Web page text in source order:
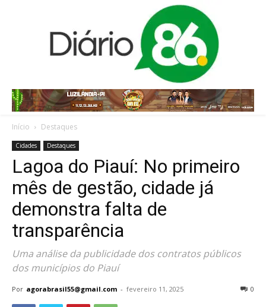
Início Destaques
Cidades Destaques
Lagoa do Piauí: No primeiro
mês de gestão, cidade já
demonstra falta de
transparência
Uma análise da publicidade dos contratos públicos
dos municípios do Piauí
Por agorabrasil55@gmail.com - fevereiro 11, 2025 0